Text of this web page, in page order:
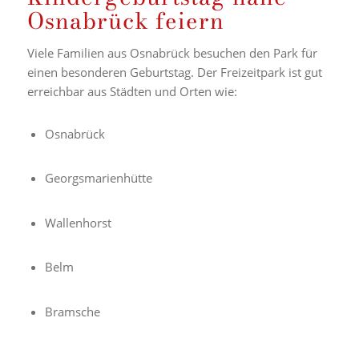
Osnabrück feiern
Viele Familien aus Osnabrück besuchen den Park für
einen besonderen Geburtstag. Der Freizeitpark ist gut
erreichbar aus Städten und Orten wie:
Osnabrück
Georgsmarienhütte
Wallenhorst
Belm
Bramsche